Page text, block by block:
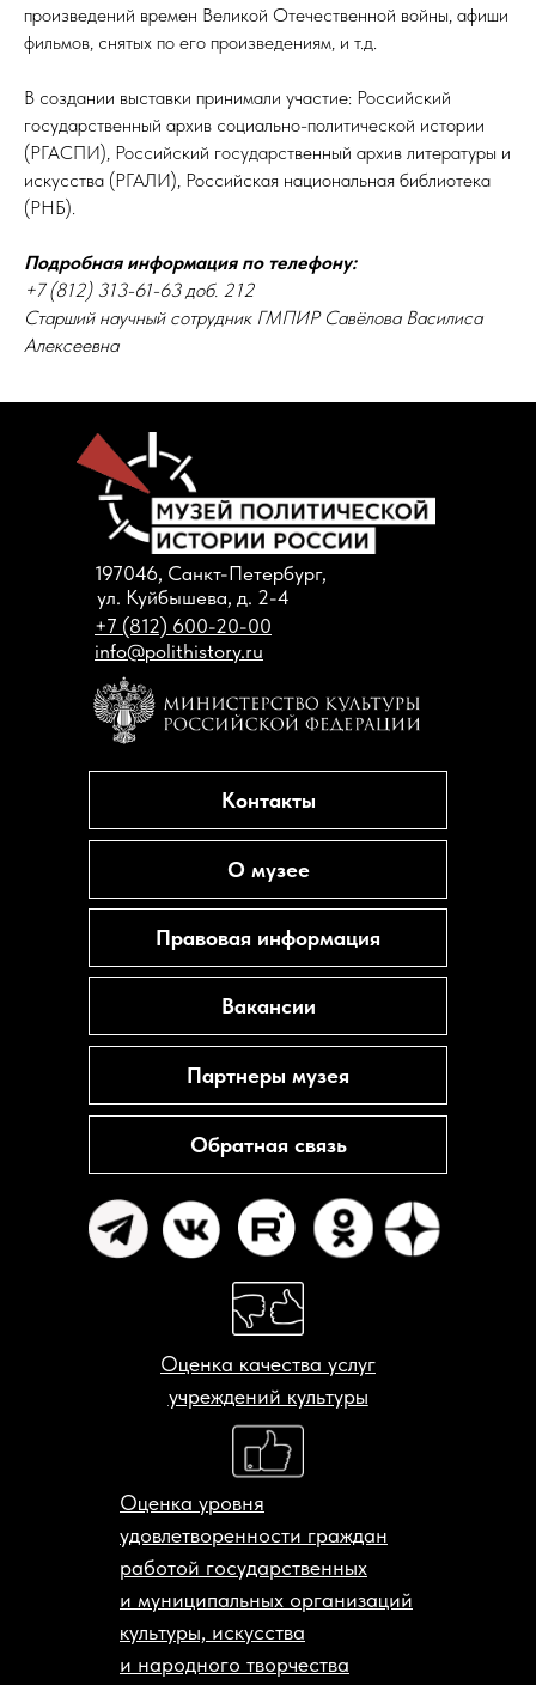
произведений времен Великой Отечественной войны, афиши
фильмов, снятых по его произведениям, и т.д.
В создании выставки принимали участие: Российский
государственный архив социально-политической истории
(РГАСПИ), Российский государственный архив литературы и
искусства (РГАЛИ), Российская национальная библиотека
(РНБ).
Подробная информация по телефону:
+7 (812) 313-61-63 доб. 212
Старший научный сотрудник ГМПИР Савёлова Василиса
Алексеевна
Оценка качества услуг
учреждений культуры
+7 (812) 600-20-00
ул. Куйбышева, д. 2-4
197046, Санкт-Петербург,
info@polithistory.ru
Контакты
Вакансии
О музее
Правовая информация
Обратная связь
Партнеры музея
Оценка уровня
удовлетворенности граждан
работой государственных
и муниципальных организаций
культуры, искусства
и народного творчества